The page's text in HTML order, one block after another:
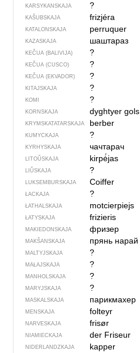
KARSYKANSKAJA ?
KAŠUBSKAJA frizjéra
KATALONSKAJA perruquer
KAZASKAJA шаштараз
KEČUA (BALIVIJA) ?
KEČUA (CUSCO) ?
KEČUA (EKVADOR) ?
KITAJSKAJA ?
KOMI ?
KORNSKAJA dyghtyer gols
KRYMSKA­TATARSKAJA berber
KUMYCKAJA ?
KYRHYSKAJA чачтарач
LITOŬSKAJA kirpė́jas
LIŬSKAJA ?
LUKSEMBURSKAJA Coiffer
ŁACKAJA ?
ŁATHALSKAJA motcierpiejs
ŁATYSKAJA frizieris
MAKIEDONSKAJA фризер
MAKŠANSKAJA прянь нарай
MALTYJSKAJA ?
MAŁAJSKAJA ?
MANHOLSKAJA ?
MARYJSKAJA ?
MASKALSKAJA парикмахер
MENSKAJA folteyr
NARVESKAJA frisør
NIAMIECKAJA der Friseur
NIDERLANDZKAJA kapper